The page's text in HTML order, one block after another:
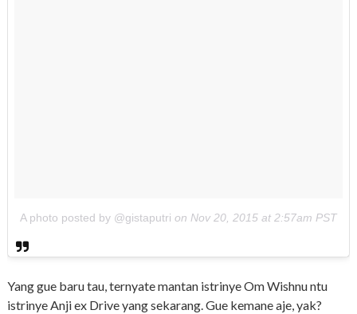
A photo posted by @gistaputri on Nov 20, 2015 at 2:57am PST
Yang gue baru tau, ternyate mantan istrinye Om Wishnu ntu
istrinye Anji ex Drive yang sekarang. Gue kemane aje, yak?